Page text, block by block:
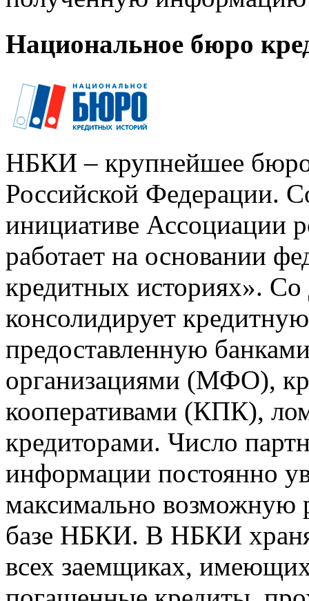
Национальное бюро
НБКИ – крупнейшее
Российской Федерации.
инициативе Ассоциации
работает на основании
кредитных историях».
консолидирует
предоставленную
организациями (МФО),
кооперативами (КПК),
кредиторами. Число
информации постоянно
максимально возможную
базе НБКИ. В НБКИ
всех заемщиках,